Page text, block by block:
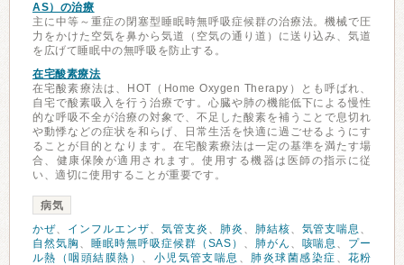
AS）の治療
主に中等～重症の閉塞型睡眠時無呼吸症候群の治療法。機械で圧
力をかけた空気を鼻から気道（空気の通り道）に送り込み、気道
を広げて睡眠中の無呼吸を防止する。
在宅酸素療法
在宅酸素療法は、HOT（Home Oxygen Therapy）とも呼ばれ、
自宅で酸素吸入を行う治療です。心臓や肺の機能低下による慢性
的な呼吸不全が治療の対象で、不足した酸素を補うことで息切れ
や動悸などの症状を和らげ、日常生活を快適に過ごせるようにす
ることが目的となります。在宅酸素療法は一定の基準を満たす場
合、健康保険が適用されます。使用する機器は医師の指示に従
い、適切に使用することが重要です。
病気
かぜ、 インフルエンザ、 気管支炎 、 肺炎 、 肺結核、 気管支喘息 、
自然気胸 、 睡眠時無呼吸症候群（SAS） 、 肺がん 、 咳喘息 、 プー
ル熱（咽頭結膜熱） 、 小児気管支喘息 、 肺炎球菌感染症 、 花粉